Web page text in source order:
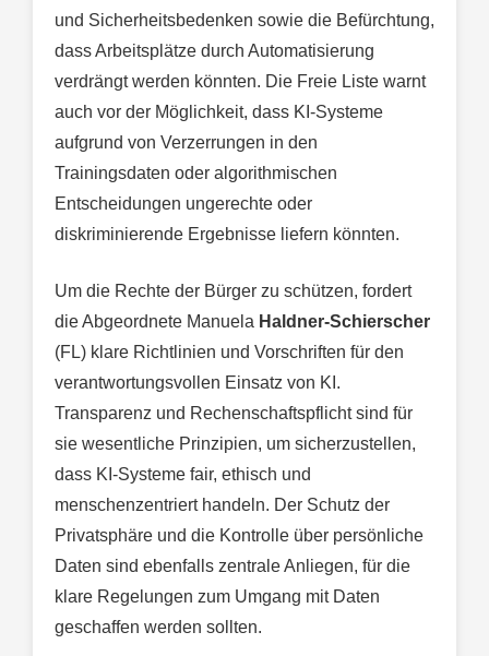
und Sicherheitsbedenken sowie die Befürchtung,
dass Arbeitsplätze durch Automatisierung
verdrängt werden könnten. Die Freie Liste warnt
auch vor der Möglichkeit, dass KI-Systeme
aufgrund von Verzerrungen in den
Trainingsdaten oder algorithmischen
Entscheidungen ungerechte oder
diskriminierende Ergebnisse liefern könnten.
Um die Rechte der Bürger zu schützen, fordert
die Abgeordnete Manuela Haldner-Schierscher
(FL) klare Richtlinien und Vorschriften für den
verantwortungsvollen Einsatz von KI.
Transparenz und Rechenschaftspflicht sind für
sie wesentliche Prinzipien, um sicherzustellen,
dass KI-Systeme fair, ethisch und
menschenzentriert handeln. Der Schutz der
Privatsphäre und die Kontrolle über persönliche
Daten sind ebenfalls zentrale Anliegen, für die
klare Regelungen zum Umgang mit Daten
geschaffen werden sollten.